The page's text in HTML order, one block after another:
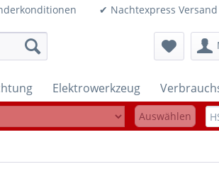
✔ Nachtexpress
Elektrowerkzeug
Auswählen